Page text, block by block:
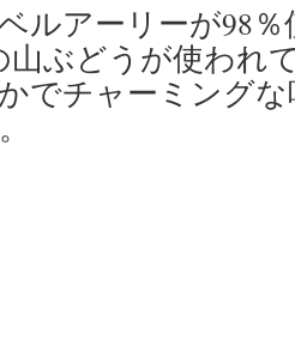
ルアーリーが98
山ぶどうが使われ
でチャーミング